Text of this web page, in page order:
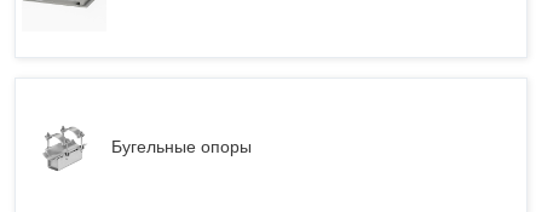
Бугельные опоры